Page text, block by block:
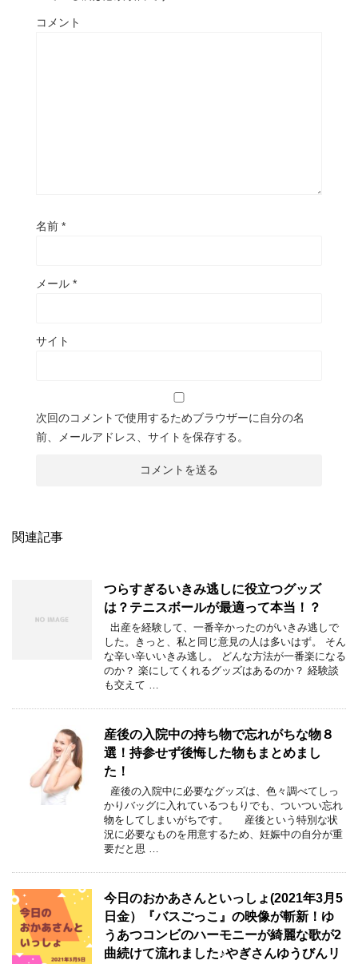
コメント
名前 *
メール *
サイト
次回のコメントで使用するためブラウザーに自分の名
前、メールアドレス、サイトを保存する。
関連記事
つらすぎるいきみ逃しに役立つグッズ
は？テニスボールが最適って本当！？
出産を経験して、一番辛かったのがいきみ逃しで
した。きっと、私と同じ意見の人は多いはず。 そん
な辛い辛いいきみ逃し。 どんな方法が一番楽になる
のか？ 楽にしてくれるグッズはあるのか？ 経験談
も交えて …
産後の入院中の持ち物で忘れがちな物８
選！持参せず後悔した物もまとめまし
た！
産後の入院中に必要なグッズは、色々調べてしっ
かりバッグに入れているつもりでも、ついつい忘れ
物をしてしまいがちです。 産後という特別な状
況に必要なものを用意するため、妊娠中の自分が重
要だと思 …
今日のおかあさんといっしょ(2021年3月5
日金）『バスごっこ』の映像が斬新！ゆ
うあつコンビのハーモニーが綺麗な歌が2
曲続けて流れました♪やぎさんゆうびんリ